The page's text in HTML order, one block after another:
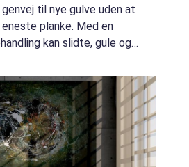
til nye gulve uden at
planke. Med en
kan slidte, gule og
som igen bliver et ...